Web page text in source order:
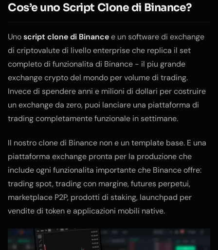
Cos’e uno Script Clone di Binance?
Unoscript clone di Binancee un software di exchange
di criptovalute di livello enterprise che replica il set
completo di funzionalita di Binance - il piu grande
exchange crypto del mondo per volume di trading.
Invece di spendere anni e milioni di dollari per costruire
un exchange da zero, puoi lanciare una piattaforma di
trading completamente funzionale in settimane.
Il nostro clone di Binance non e un template base. E una
piattaforma exchange pronta per la produzione che
include ogni funzionalita importante che Binance offre:
trading spot, trading con margine, futures perpetui,
marketplace P2P, prodotti di staking, launchpad per
vendite di token e applicazioni mobili native.